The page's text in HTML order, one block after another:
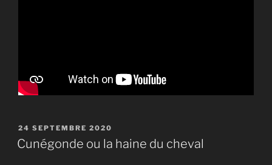
PUBLIÉ
LE
24 SEPTEMBRE 2020
Cunégonde ou la haine du cheval